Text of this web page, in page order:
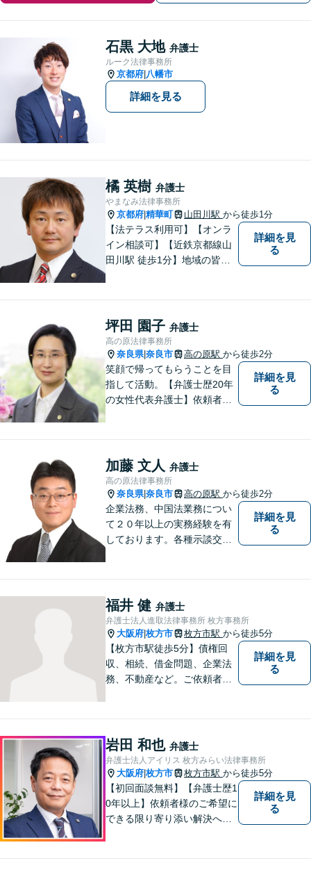
石黒 大地 弁護士
ルーク法律事務所
京都府 八幡市
詳細を見る
橘 英樹 弁護士
やまなみ法律事務所
京都府 精華町 山田川駅 から徒歩1分
【法テラス利用可】【オンラ
イン相談可】【近鉄京都線山
田川駅 徒歩1分】地域の皆様
詳細を見
る
坪田 園子 弁護士
高の原法律事務所
奈良県|奈良市 高の原駅 から徒歩2分
笑顔で帰ってもらうことを目
指して活動。【弁護士歴20年
の女性代表弁護士】依頼者の
お任せください！あなたのお
悩み、とことんお聞きしま
す。
詳細を見
る
加藤 文人 弁護士
高の原法律事務所
奈良県|奈良市 高の原駅 から徒歩2分
企業法務、中国法業務につい
て２０年以上の実務経験を有
しております。各種示談交
詳細を見
る
福井 健 弁護士
弁護士法人進取法律事務所 枚方事務所
大阪府 枚方市 枚方市駅 から徒歩5分
【枚方市駅徒歩5分】債権回
収、相続、借金問題、企業法
務、不動産など。ご依頼者さ
しっかりと聞き、法律の観点
からだけでなくお気持ちやご
事情に寄り添った対応が可能
です。
詳細を見
る
岩田 和也 弁護士
弁護士法人アイリス 枚方みらい法律事務所
大阪府 枚方市 枚方市駅 から徒歩5分
【初回面談無料】【弁護士歴1
0年以上】依頼者様のご希望に
できる限り寄り添い解決へと
詳細を見
る